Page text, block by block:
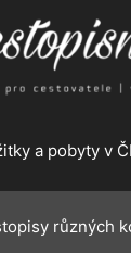
a pobyty v
různých